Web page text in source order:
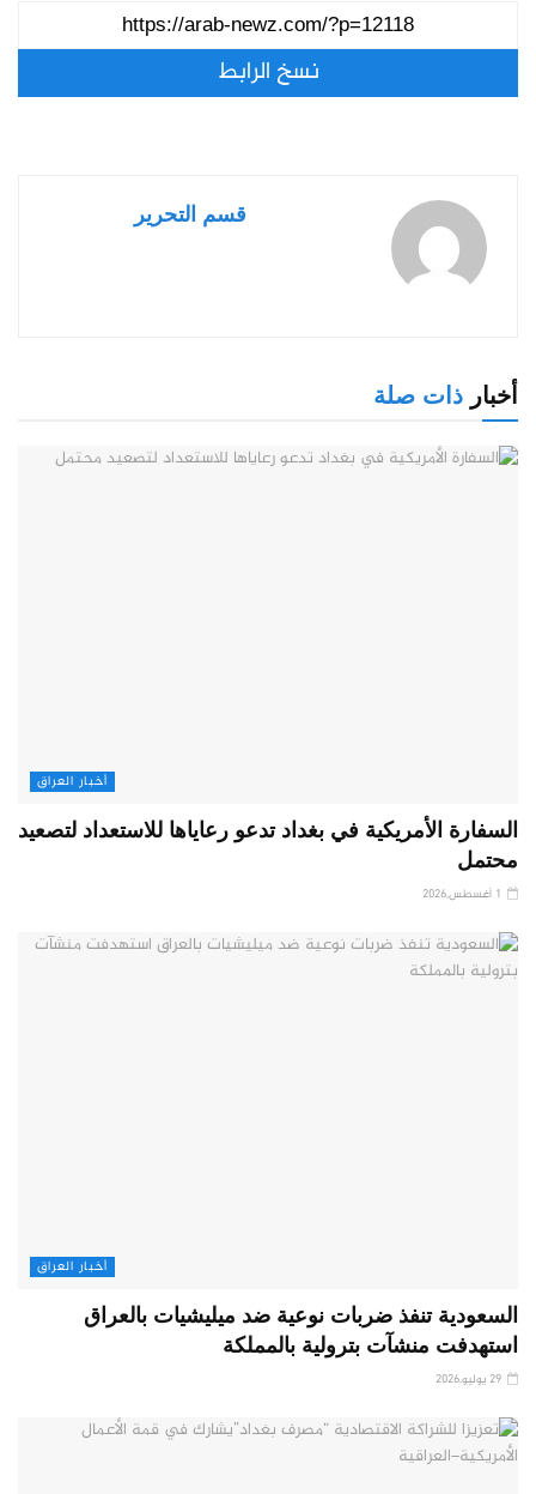
نسخ الرابط
قسم التحرير
أخبار ذات صلة
أخبار العراق
السفارة الأمريكية في بغداد تدعو رعاياها للاستعداد لتصعيد
محتمل
أخبار العراق
السعودية تنفذ ضربات نوعية ضد ميليشيات بالعراق
استهدفت منشآت بترولية بالمملكة